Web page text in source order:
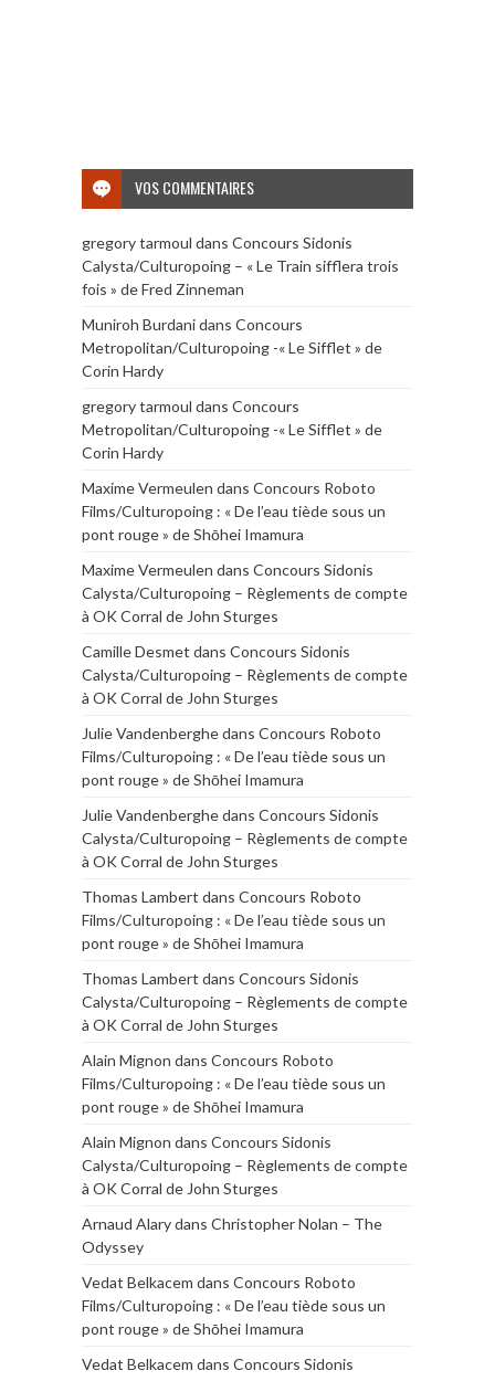
VOS COMMENTAIRES
gregory tarmoul dans Concours Sidonis
Calysta/Culturopoing – « Le Train sifflera trois
fois » de Fred Zinneman
Muniroh Burdanidans Concours
Metropolitan/Culturopoing -« Le Sifflet » de
Corin Hardy
gregory tarmoul dans Concours
Metropolitan/Culturopoing -« Le Sifflet » de
Corin Hardy
Maxime Vermeulen dans Concours Roboto
Films/Culturopoing : « De l’eau tiède sous un
pont rouge » de Shōhei Imamura
Maxime Vermeulen dans Concours Sidonis
Calysta/Culturopoing – Règlements de compte
à OK Corral de John Sturges
Camille Desmet dans Concours Sidonis
Calysta/Culturopoing – Règlements de compte
à OK Corral de John Sturges
Julie Vandenberghedans Concours Roboto
Films/Culturopoing : « De l’eau tiède sous un
pont rouge » de Shōhei Imamura
Julie Vandenberghedans Concours Sidonis
Calysta/Culturopoing – Règlements de compte
à OK Corral de John Sturges
Thomas Lambert dans Concours Roboto
Films/Culturopoing : « De l’eau tiède sous un
pont rouge » de Shōhei Imamura
Thomas Lambert dans Concours Sidonis
Calysta/Culturopoing – Règlements de compte
à OK Corral de John Sturges
Alain Mignon dans Concours Roboto
Films/Culturopoing : « De l’eau tiède sous un
pont rouge » de Shōhei Imamura
Alain Mignon dans Concours Sidonis
Calysta/Culturopoing – Règlements de compte
à OK Corral de John Sturges
Arnaud Alarydans Christopher Nolan – The
Odyssey
Vedat Belkacem dans Concours Roboto
Films/Culturopoing : « De l’eau tiède sous un
pont rouge » de Shōhei Imamura
Vedat Belkacem dans Concours Sidonis